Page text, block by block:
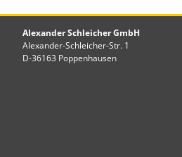
Alexander Schleicher GmbH
Alexander-Schleicher-Str. 1
D-36163 Poppenhausen